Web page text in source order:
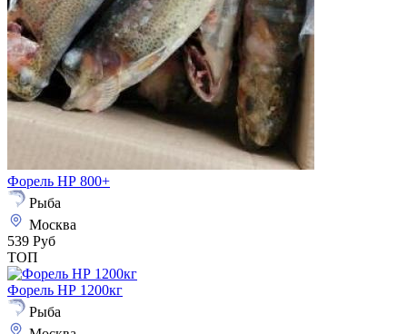
Форель НР 800+
Рыба
Москва
539 Руб
ТОП
Форель НР 1200кг
Рыба